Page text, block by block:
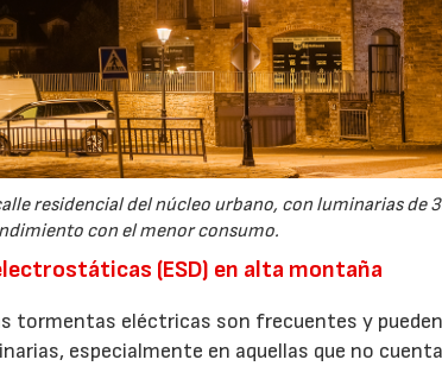
residencial del núcleo urbano, con luminarias de
con el menor consumo.
(ESD) en alta montaña
tormentas eléctricas son frecuentes y
especialmente en aquellas que no